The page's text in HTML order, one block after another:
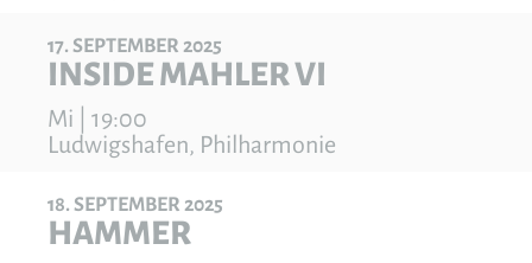
17 SEPTEMBER 2025
INSIDE MAHLER VI
Mi | 19:00
Ludwigshafen, Philharmonie
18 SEPTEMBER 2025
HAMMER